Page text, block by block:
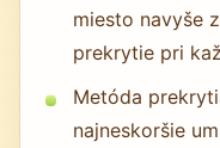
miesto navyše
prekrytie pri
Metóda
najneskoršie